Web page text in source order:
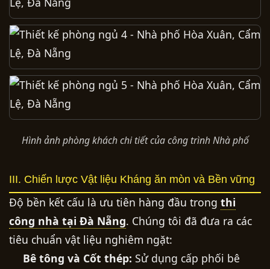
Hình ảnh phòng khách chi tiết của công trình Nhà phố
III. Chiến lược Vật liệu Kháng ăn mòn và Bền vững
Độ bền kết cấu là ưu tiên hàng đầu trong thi
công nhà tại Đà Nẵng. Chúng tôi đã đưa ra các
tiêu chuẩn vật liệu nghiêm ngặt:
Bê tông và Cốt thép: Sử dụng cấp phối bê